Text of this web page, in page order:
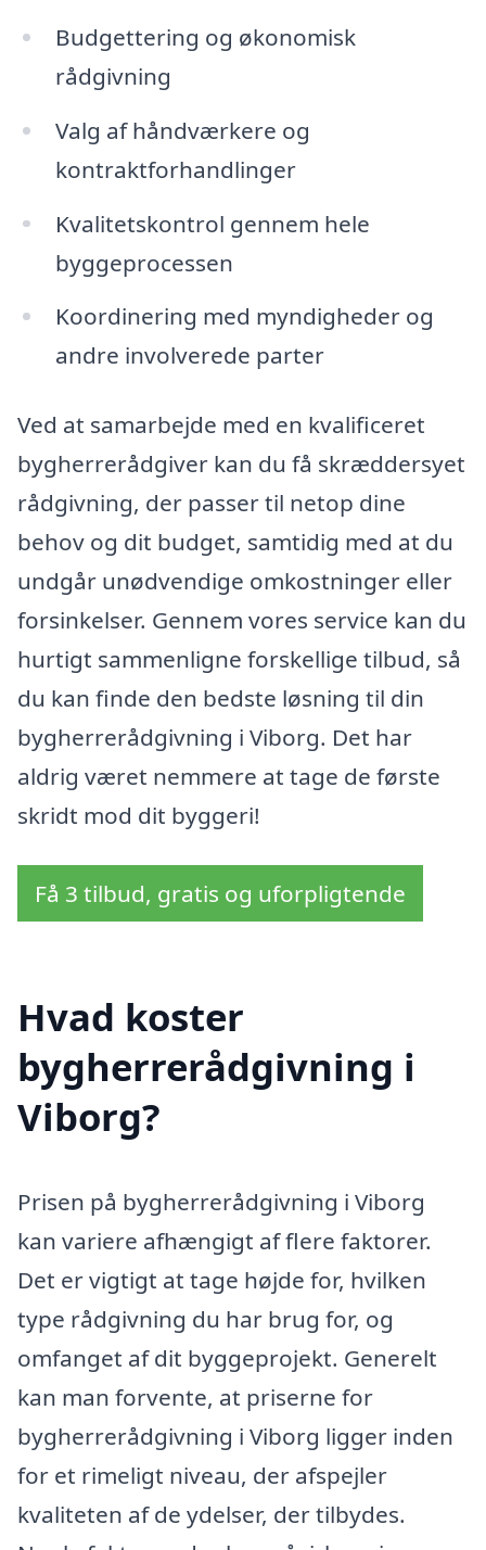
Budgettering og økonomisk
rådgivning
Valg af håndværkere og
kontraktforhandlinger
Kvalitetskontrol gennem hele
byggeprocessen
Koordinering med myndigheder og
andre involverede parter
Ved at samarbejde med en kvalificeret
bygherrerådgiver kan du få skræddersyet
rådgivning, der passer til netop dine
behov og dit budget, samtidig med at du
undgår unødvendige omkostninger eller
forsinkelser. Gennem vores service kan du
hurtigt sammenligne forskellige tilbud, så
du kan finde den bedste løsning til din
bygherrerådgivning i Viborg. Det har
aldrig været nemmere at tage de første
skridt mod dit byggeri!
Få 3 tilbud, gratis og uforpligtende
Hvad koster
bygherrerådgivning i
Viborg?
Prisen på bygherrerådgivning i Viborg
kan variere afhængigt af flere faktorer.
Det er vigtigt at tage højde for, hvilken
type rådgivning du har brug for, og
omfanget af dit byggeprojekt. Generelt
kan man forvente, at priserne for
bygherrerådgivning i Viborg ligger inden
for et rimeligt niveau, der afspejler
kvaliteten af de ydelser, der tilbydes.